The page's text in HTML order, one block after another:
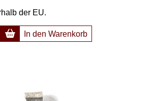
der EU.
In den Warenkorb